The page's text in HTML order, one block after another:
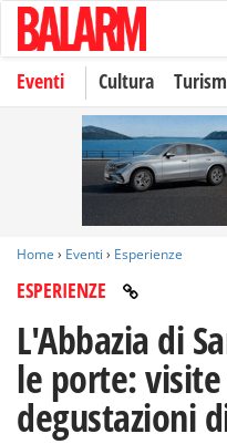
Eventi Cultura
Home › Eventi › Esperienze
ESPERIENZE
L'Abbazia di
le porte:
degustazioni